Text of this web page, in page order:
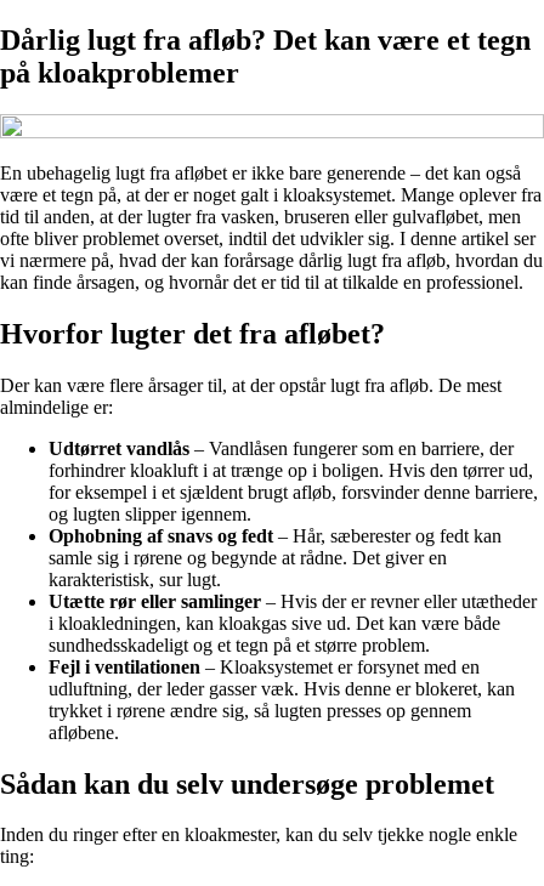
Dårlig lugt fra afløb? Det kan være et tegn
på kloakproblemer
En ubehagelig lugt fra afløbet er ikke bare generende – det kan også
være et tegn på, at der er noget galt i kloaksystemet. Mange oplever fra
tid til anden, at der lugter fra vasken, bruseren eller gulvafløbet, men
ofte bliver problemet overset, indtil det udvikler sig. I denne artikel ser
vi nærmere på, hvad der kan forårsage dårlig lugt fra afløb, hvordan du
kan finde årsagen, og hvornår det er tid til at tilkalde en professionel.
Hvorfor lugter det fra afløbet?
Der kan være flere årsager til, at der opstår lugt fra afløb. De mest
almindelige er:
Ud­tørret vandlås – Vandlåsen fungerer som en barriere, der
forhindrer kloakluft i at trænge op i boligen. Hvis den tørrer ud,
for eksempel i et sjældent brugt afløb, forsvinder denne barriere,
og lugten slipper igennem.
Ophobning af snavs og fedt – Hår, sæberester og fedt kan
samle sig i rørene og begynde at rådne. Det giver en
karakteristisk, sur lugt.
Utætte rør eller samlinger – Hvis der er revner eller utætheder
i kloakledningen, kan kloakgas sive ud. Det kan være både
sundhedsskadeligt og et tegn på et større problem.
Fejl i ventilationen – Kloaksystemet er forsynet med en
udluftning, der leder gasser væk. Hvis denne er blokeret, kan
trykket i rørene ændre sig, så lugten presses op gennem
afløbene.
Sådan kan du selv undersøge problemet
Inden du ringer efter en kloakmester, kan du selv tjekke nogle enkle
ting: